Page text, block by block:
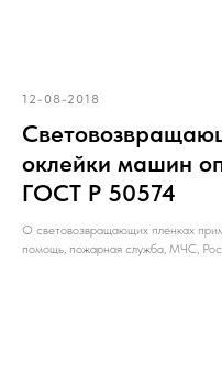
12-08-2018
оклейки машин
ГОСТ Р 50574
О световозвращающих пленках
помощь, пожарная служба, МЧС,